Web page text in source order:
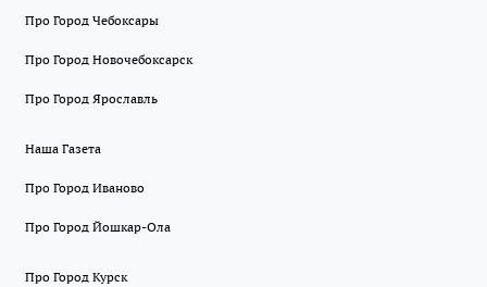
Про Город Чебоксары
Про Город Новочебоксарск
Про Город Ярославль
Наша Газета
Про Город Иваново
Про Город Йошкар-Ола
Про Город Курск